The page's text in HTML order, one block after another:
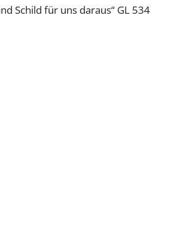
Schild für uns daraus“ GL 534